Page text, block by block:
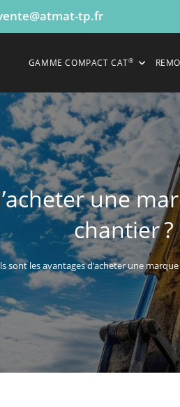
tp.fr
GAMME COMPACT CAT®
une
chantier ?
sont les avantages d’acheter une